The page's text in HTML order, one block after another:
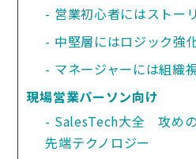
営業初心者にはストー
中堅層にはロジック強
マネージャーには組織
現場営業パーソン向け
SalesTech大全　攻め
先端テクノロジー